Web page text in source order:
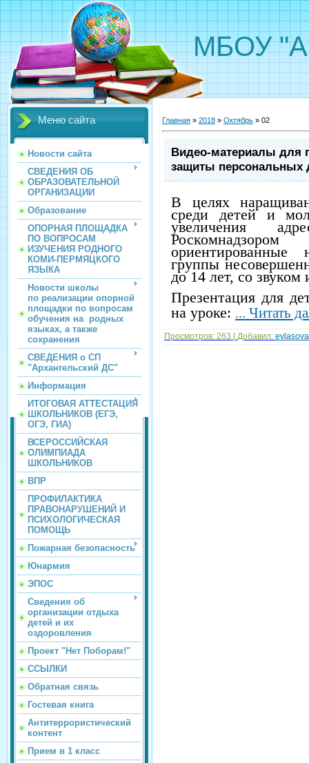
МБОУ
Меню сайта
Новости сайта
СВЕДЕНИЯ ОБ
ОБРАЗОВАТЕЛЬНОЙ
ОРГАНИЗАЦИИ
Образование
ОПОРНАЯ ПЛОЩАДКА
ПО ВОПРОСАМ
ИЗУЧЕНИЯ РОДНОГО
КОМИ-ПЕРМЯЦКОГО
ЯЗЫКА
Новости школы
по реализации опорной
площадки по вопросам
обучения на родных
языках, а также
сохранения
СВЕДЕНИЯ о СП
"Архангельский ДС"
Информация
ИТОГОВАЯ АТТЕСТАЦИЯ
ШКОЛЬНИКОВ (ЕГЭ,
ОГЭ, ГИА)
ВСЕРОССИЙСКАЯ
ОЛИМПИАДА
ШКОЛЬНИКОВ
ВПР
ПРОФИЛАКТИКА
ПРАВОНАРУШЕНИЙ И
ПСИХОЛОГИЧЕСКАЯ
ПОМОЩЬ
Пожарная безопасность
Юнармия
ЭПОС
Сведения об
организации отдыха
детей и их
оздоровления
Проект "Нет Поборам!"
ССЫЛКИ
Обратная связь
Гостевая книга
Антитеррористический
контент
Прием в 1 класс
Главная » 2018 » Октябрь » 02
Видео-материалы для
защиты персональных
В целях
среди детей и
увеличения
Роскомнадзором
группы
до 14 лет, со
Презентация для
на уроке: ... Читать
Просмотров: 263 Добавил: